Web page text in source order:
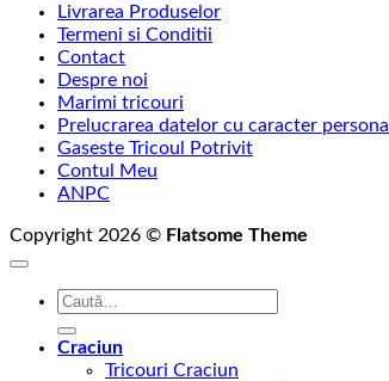
Livrarea Produselor
Termeni si Conditii
Contact
Despre noi
Marimi tricouri
Prelucrarea datelor cu caracter personal
Gaseste Tricoul Potrivit
Contul Meu
ANPC
Copyright 2026 © Flatsome Theme
Caută
Craciun
Tricouri Craciun